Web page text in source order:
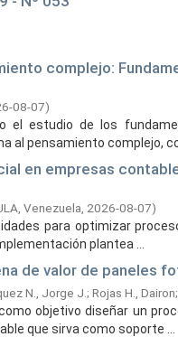
complejo:
08-07)
el estudio de los
pensamiento complejo,
en empresas
Venezuela, 2026-08-07)
para optimizar
plantea ...
de valor de paneles
N., Jorge J. ; Rojas H., Dairon;
objetivo diseñar un
que sirva como soporte ...